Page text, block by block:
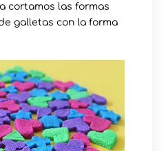
cortamos las formas
galletas con la forma